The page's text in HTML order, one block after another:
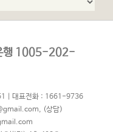
행 1005-202-
| 대표전화 : 1661-9736
, (상담)